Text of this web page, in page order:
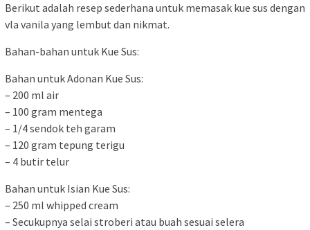
Berikut adalah resep sederhana untuk memasak kue sus dengan
vla vanila yang lembut dan nikmat.
Bahan-bahan untuk Kue Sus:
Bahan untuk Adonan Kue Sus:
– 200 ml air
– 100 gram mentega
– 1/4 sendok teh garam
– 120 gram tepung terigu
– 4 butir telur
Bahan untuk Isian Kue Sus:
– 250 ml whipped cream
– Secukupnya selai stroberi atau buah sesuai selera